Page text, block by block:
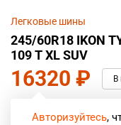
Легковые шины
245/60R18 IKON
109 T XL SUV
16320 ₽ В
Авторизуйтесь,